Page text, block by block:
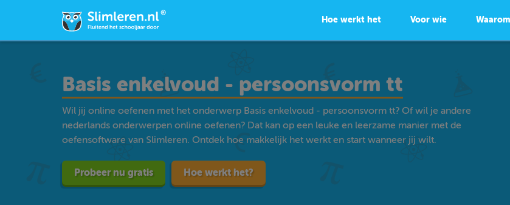
Hoe werkt het Voor wie Waarom
Basis enkelvoud - persoonsvorm tt
Wil jij online oefenen met het onderwerp Basis enkelvoud - persoonsvorm tt? Of wil je andere
nederlands onderwerpen online oefenen? Dat kan op een leuke en leerzame manier met de
oefensoftware van Slimleren. Ontdek hoe makkelijk het werkt en start wanneer jij wilt.
Probeer nu gratis Hoe werkt het?